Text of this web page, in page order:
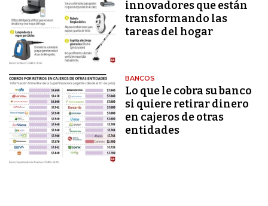
innovadores que están
transformando las
tareas del hogar
BANCOS
Lo que le cobra su banco
si quiere retirar dinero
en cajeros de otras
entidades